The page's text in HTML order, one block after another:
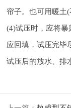
帘子。也可用暖土
(4)试压时，应将
应回填，试压完毕
试压后的放水、排